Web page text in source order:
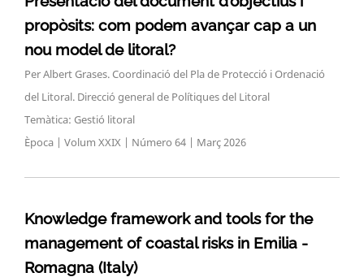
propòsits: com podem avançar cap a un
nou model de litoral?
Per Albert Grases. Coordinació del Pla de Protecció i Ordenació
del Litoral. Direcció general de Polítiques del Litoral
Temàtica: Gestió litoral
Època | Volum XXIX | Número 64 | Març 2026
Knowledge framework and tools for the
management of coastal risks in Emilia -
Romagna (Italy)